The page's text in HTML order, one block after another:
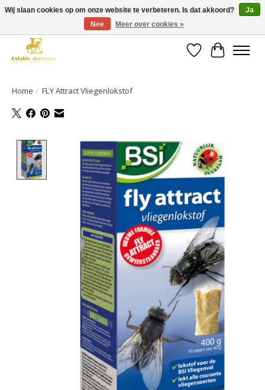
Gratis verzending vanaf €49 op een groot deel van ons assortiment
Verlanglijst
Home / FLY Attract Vliegenlokstof
Product image slideshow Items
Wij slaan cookies op om onze website te verbeteren. Is dat akkoord?
Ja
Nee
Meer over cookies »